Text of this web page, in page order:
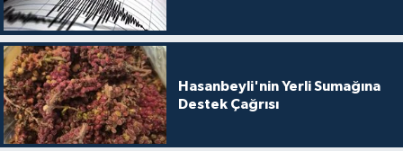
Hasanbeyli'nin Yerli Sumağına
Destek Çağrısı